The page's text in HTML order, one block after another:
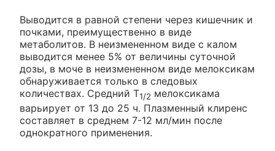
Выводится в равной степени через кишечник и
почками, преимущественно в виде
метаболитов. В неизмененном виде с калом
выводится менее 5% от величины суточной
дозы, в моче в неизмененном виде мелоксикам
обнаруживается только в следовых
количествах. Средний T1/2 мелоксикама
варьирует от 13 до 25 ч. Плазменный клиренс
составляет в среднем 7-12 мл/мин после
однократного применения.